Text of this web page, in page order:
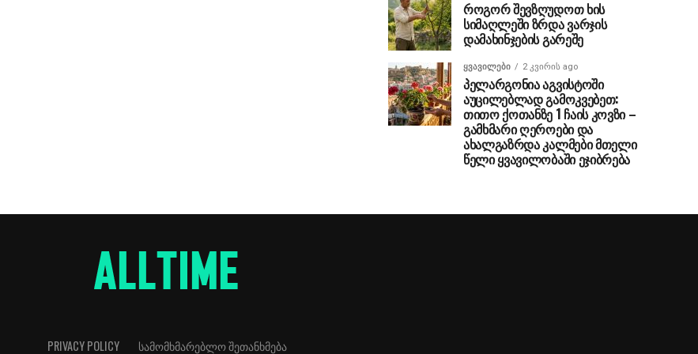
როგორ შევზღუდოთ ხის
სიმაღლეში ზრდა ვარჯის
დამახინჯების გარეშე
ᲧᲕᲐᲕᲘᲚᲔᲑᲘ 2 კვირის ago
პელარგონია აგვისტოში
აუცილებლად გამოკვებეთ:
თითო ქოთანზე 1 ჩაის კოვზი –
გამხმარი ღეროები და
ახალგაზრდა კალმები მთელი
წელი ყვავილობაში ეჯიბრება
PRIVACY POLICY ᲡᲐᲛᲝᲛᲮᲛᲐᲠᲔᲑᲚᲝ ᲨᲔᲗᲐᲜᲮᲛᲔᲑᲐ